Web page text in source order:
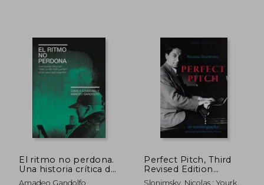
El ritmo no perdona.
Una historia crítica del
trap, el hip-hop y el
Amadeo Gandolfo
Perfect Pitch, Third
Revised Edition
(Excelsior Editions)
Slonimsky, Nicolas ; Yourke,